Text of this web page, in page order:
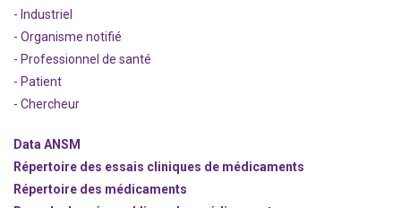
- Industriel
- Organisme notifié
- Professionnel de santé
- Patient
- Chercheur
Data ANSM
Répertoire des essais cliniques de médicaments
Répertoire des médicaments